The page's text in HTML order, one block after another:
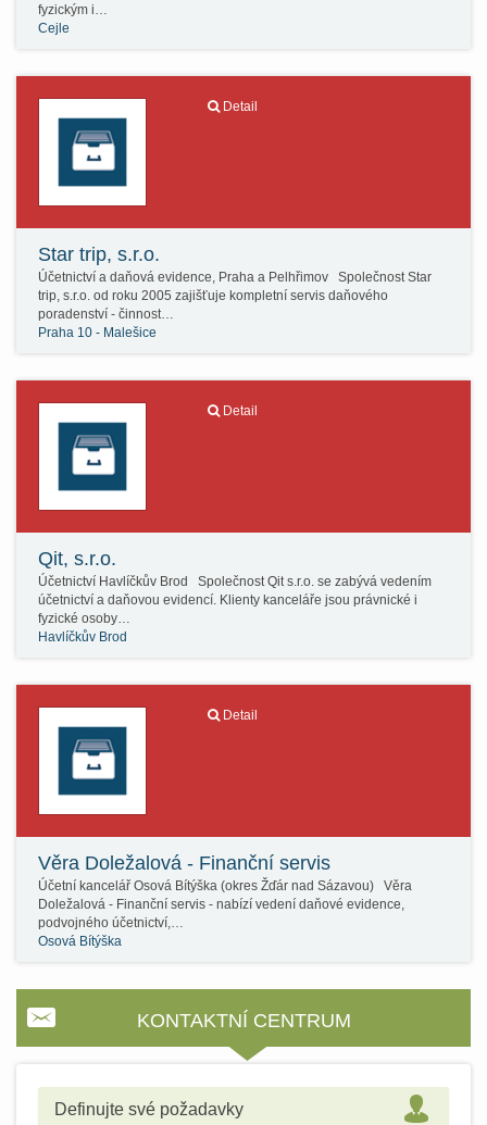
fyzickým i…
Cejle
Detail
Star trip, s.r.o.
Účetnictví a daňová evidence, Praha a Pelhřimov Společnost Star
trip, s.r.o. od roku 2005 zajišťuje kompletní servis daňového
poradenství - činnost…
Praha 10 - Malešice
Detail
Qit, s.r.o.
Účetnictví Havlíčkův Brod Společnost Qit s.r.o. se zabývá vedením
účetnictví a daňovou evidencí. Klienty kanceláře jsou právnické i
fyzické osoby…
Havlíčkův Brod
Detail
Věra Doležalová - Finanční servis
Účetní kancelář Osová Bítýška (okres Žďár nad Sázavou) Věra
Doležalová - Finanční servis - nabízí vedení daňové evidence,
podvojného účetnictví,…
Osová Bítýška
KONTAKTNÍ CENTRUM
Definujte své požadavky